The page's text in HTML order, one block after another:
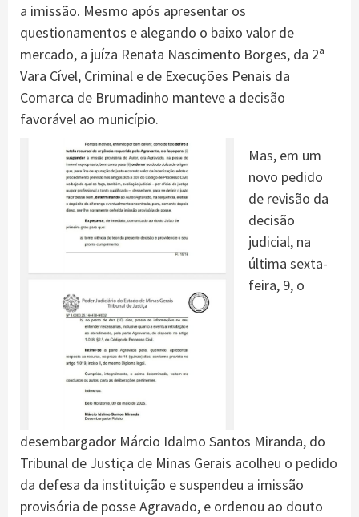
a imissão. Mesmo após apresentar os
questionamentos e alegando o baixo valor de
mercado, a juíza Renata Nascimento Borges, da 2ª
Vara Cível, Criminal e de Execuções Penais da
Comarca de Brumadinho manteve a decisão
favorável ao município.
Mas, em um
novo pedido
de revisão da
decisão
judicial, na
última sexta-
feira, 9, o
desembargador Márcio Idalmo Santos Miranda, do
Tribunal de Justiça de Minas Gerais acolheu o pedido
da defesa da instituição e suspendeu a imissão
provisória de posse Agravado, e ordenou ao douto